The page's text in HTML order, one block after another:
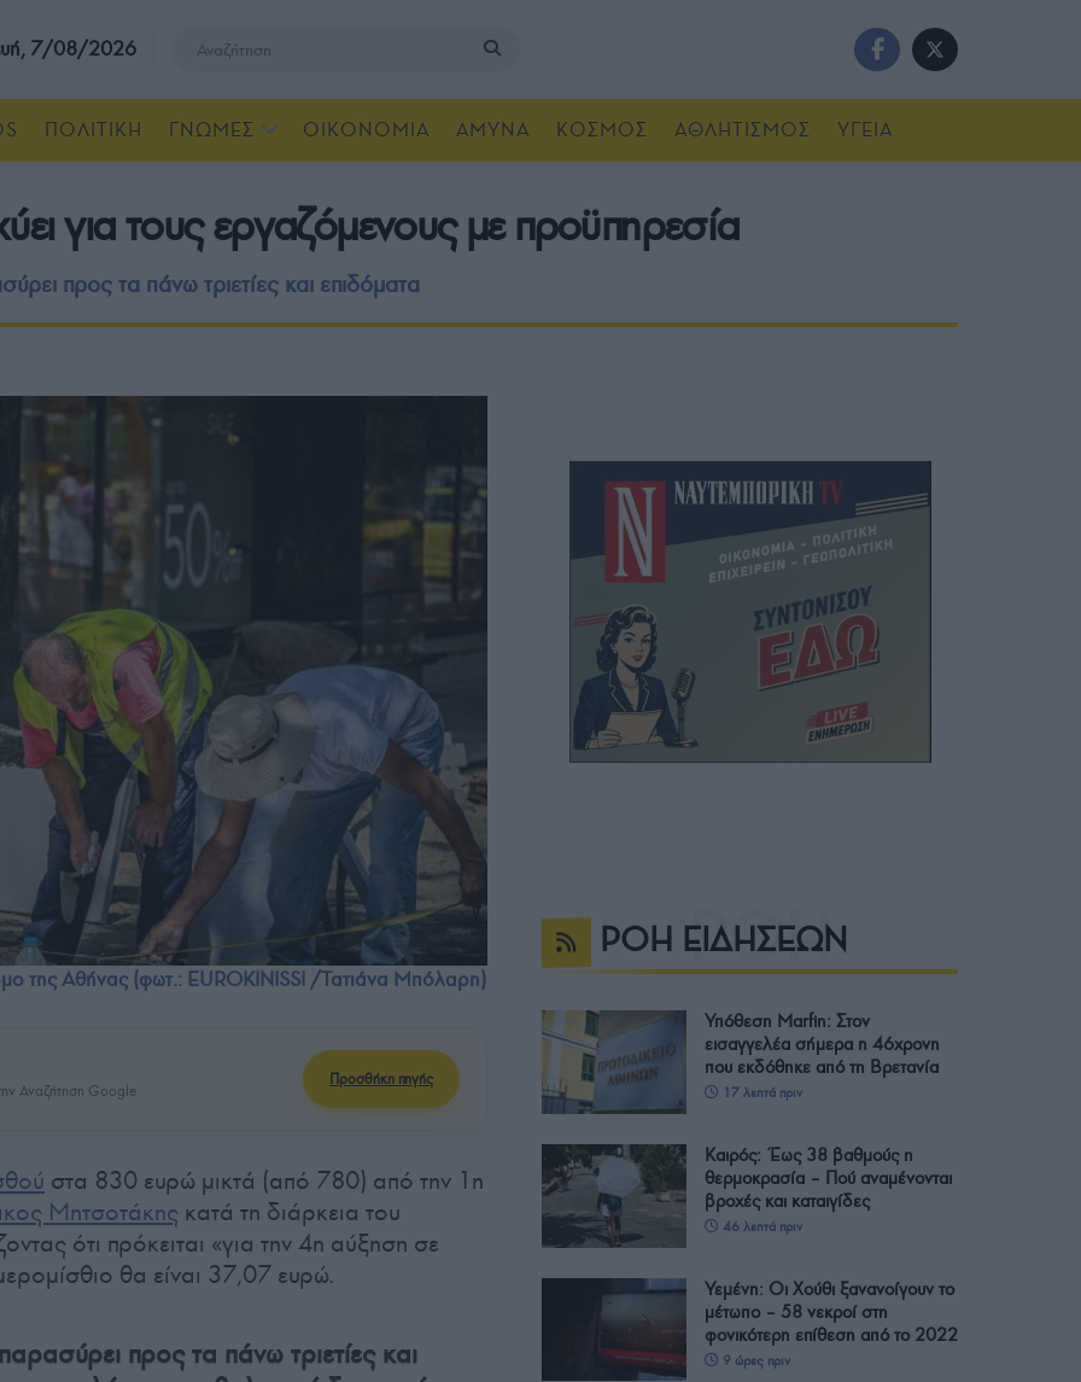
7/08/2026
ΠΟΛΙΤΙΚΗ ΓΝΩΜΕΣ ΟΙΚΟΝΟΜΙΑ ΑΜΥΝΑ ΚΟΣΜΟΣ ΑΘΛΗΤΙΣΜΟΣ ΥΓΕΙΑ
για τους εργαζόμενους με προϋπηρεσία
προς τα πάνω τριετίες και επιδόματα
της Αθήνας (φωτ.: EUROKINISSI /Τατιάνα Μπόλαρη)
Αναζήτηση Google
Προσθήκη πηγής
στα 830 ευρώ μικτά (από 780) από την 1η
Μητσοτάκης κατά τη διάρκεια του
ότι πρόκειται «για την 4η αύξηση σε
θα είναι 37,07 ευρώ.
προς τα πάνω τριετίες και
ΡΟΗ ΕΙΔΗΣΕΩΝ
Υπόθεση Marfin: Στον
εισαγγελέα σήμερα η 46χρονη
που εκδόθηκε από τη Βρετανία
17 λεπτά πριν
Καιρός: Έως 38 βαθμούς η
θερμοκρασία – Πού αναμένονται
βροχές και καταιγίδες
46 λεπτά πριν
Υεμένη: Οι Χούθι ξανανοίγουν το
μέτωπο – 58 νεκροί στη
φονικότερη επίθεση από το 2022
9 ώρες πριν